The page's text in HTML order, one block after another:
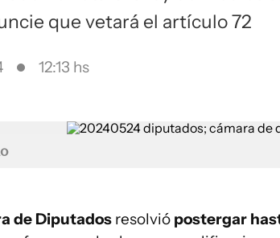
que vetará el artículo 72
12:13 hs
de Diputados resolvió postergar